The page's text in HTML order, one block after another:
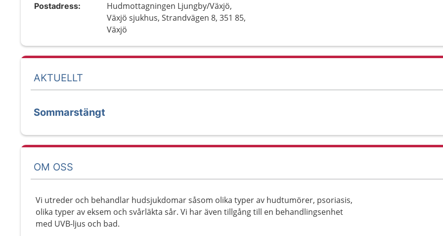
Postadress:
Hudmottagningen Ljungby/Växjö,
Växjö sjukhus, Strandvägen 8, 351 85,
Växjö
AKTUELLT
Sommarstängt
OM OSS
Vi utreder och behandlar hudsjukdomar såsom olika typer av hudtumörer, psoriasis,
olika typer av eksem och svårläkta sår. Vi har även tillgång till en behandlingsenhet
med UVB-ljus och bad.